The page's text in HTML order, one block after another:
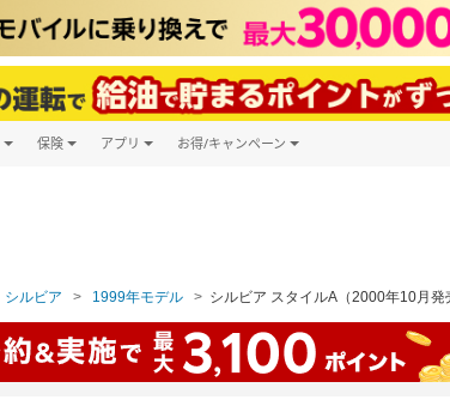
保険 アプリ お得/キャンペーン
シルビア 1999年モデル シルビア スタイルA（2000年10月発